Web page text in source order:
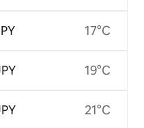
17°C
19°C
21°C